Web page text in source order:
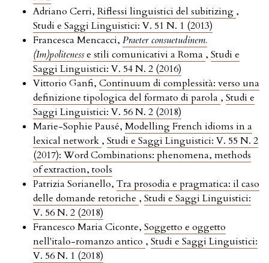
Adriano Cerri, Riflessi linguistici del subitizing ,
Studi e Saggi Linguistici: V. 51 N. 1 (2013)
Francesca Mencacci, Praeter consuetudinem.
(Im)politenesse stili comunicativi a Roma , Studi e
Saggi Linguistici: V. 54 N. 2 (2016)
Vittorio Ganfi, Continuum di complessità: verso una
definizione tipologica del formato di parola , Studi e
Saggi Linguistici: V. 56 N. 2 (2018)
Marie-Sophie Pausé, Modelling French idioms in a
lexical network , Studi e Saggi Linguistici: V. 55 N. 2
(2017): Word Combinations: phenomena, methods
of extraction, tools
Patrizia Sorianello, Tra prosodia e pragmatica: il caso
delle domande retoriche , Studi e Saggi Linguistici:
V. 56 N. 2 (2018)
Francesco Maria Ciconte, Soggetto e oggetto
nell'italo-romanzo antico , Studi e Saggi Linguistici:
V. 56 N. 1 (2018)